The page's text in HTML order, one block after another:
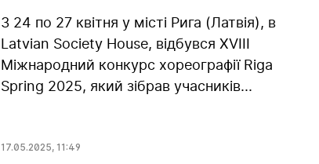
З 24 по 27 квітня у місті Рига (Латвія), в
Latvian Society House, відбувся XVIII
Міжнародний конкурс хореографії Riga
Spring 2025, який зібрав учасників...
17.05.2025, 11:49